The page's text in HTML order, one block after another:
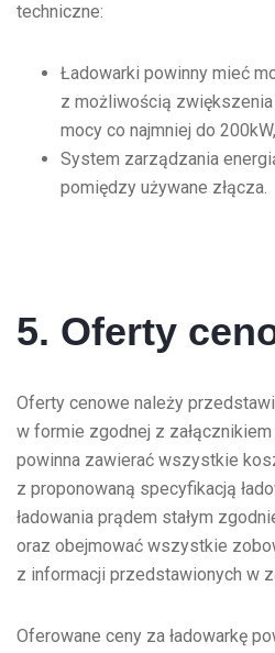
techniczne:
Ładowarki powinny mieć
z możliwością zwiększenia
mocy co najmniej do 200kW,
System zarządzania
pomiędzy używane złącza.
5. Oferty
Oferty cenowe należy
w formie zgodnej z załącznikiem
powinna zawierać wszystkie
z proponowaną specyfikacją
ładowania prądem stałym
oraz obejmować wszystkie
z informacji przedstawionych w
Oferowane ceny za ładowarkę